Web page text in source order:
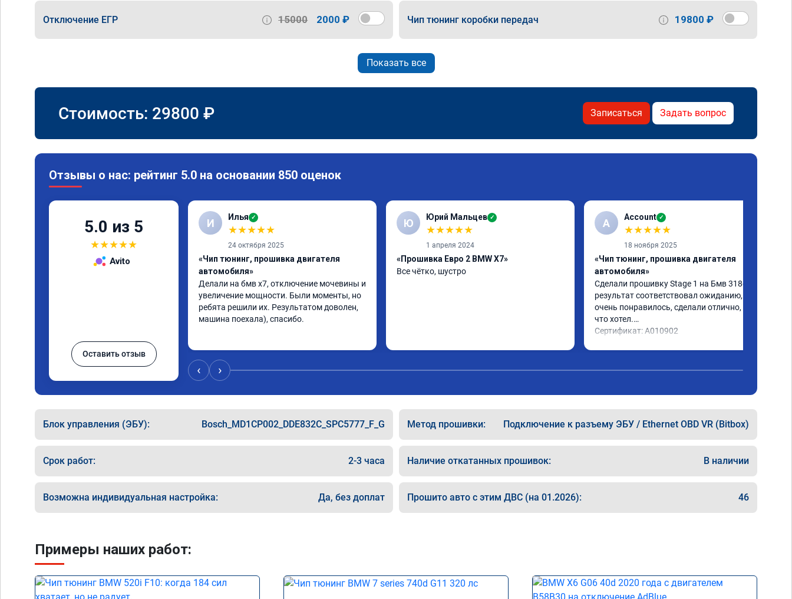
Отключение ЕГР 15000 2000 ₽ Чип тюнинг коробки передач 19800 ₽
Показать все
Стоимость: 29800 ₽ Записаться Задать вопрос
Отзывы о нас: рейтинг 5.0 на основании 850 оценок
5.0 из 5
★★★★★
Avito
Оставить отзыв
И Илья ✓
★★★★★
24 октября 2025
«Чип тюнинг, прошивка двигателя
автомобиля»
Делали на бмв х7, отключение мочевины и
увеличение мощности. Были моменты, но
ребята решили их. Результатом доволен,
машина поехала), спасибо.
Ю Юрий Мальцев ✓
★★★★★
1 апреля 2024
«Прошивка Евро 2 BMW X7»
Все чётко, шустро
A Account ✓
★★★★★
18 ноября 2025
«Чип тюнинг, прошивка двигателя
автомобиля»
Сделали прошивку Stage 1 на Бмв 318d,
результат соответствовал ожиданию, все
очень понравилось, сделали отлично, то
что хотел.
Сертификат: A010902
‹ ›
Блок управления (ЭБУ): Bosch_MD1CP002_DDE832C_SPC5777_F_G Метод прошивки: Подключение к разъему ЭБУ / Ethernet OBD VR (Bitbox)
Срок работ: 2-3 часа Наличие откатанных прошивок: В наличии
Возможна индивидуальная настройка: Да, без доплат Прошито авто с этим ДВС (на 01.2026): 46
Примеры наших работ: